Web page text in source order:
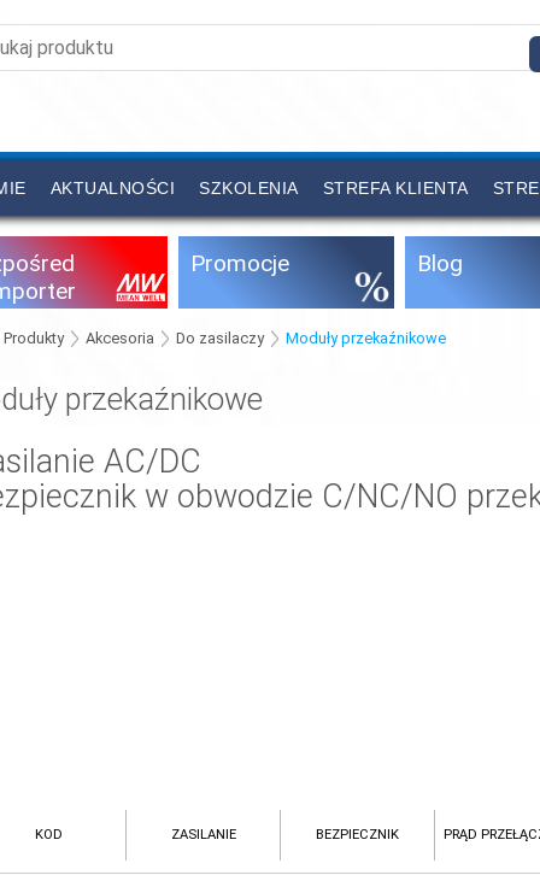
AKTUALNOŚCI SZKOLENIA STREFA KLIENTA
Promocje Blog
Produkty Akcesoria Do zasilaczy Moduły przekaźnikowe
przekaźnikowe
AC/DC
w obwodzie C/NC/NO
KOD ZASILANIE BEZPIECZNIK PRĄD